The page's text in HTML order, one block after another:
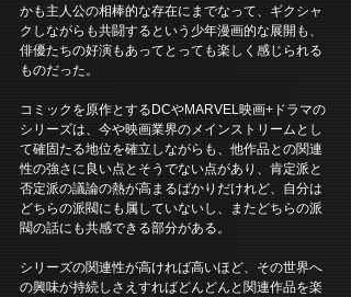
かも主人公の相棒的な存在にまでなって、ギクシャ
クしながらも共闘するという少年漫画的な展開も、
俳優たちの好演もあってとっても楽しく感じられる
ものだった。
コミックを原作とするDCやMARVEL映画+ドラマの
シリーズは、今や映画業界のメインストリームとし
て確固たる地位を確立しながらも、他作品との関連
性の強さに良い点とそうでない点があり、肯定派と
否定派の議論の熱が高まるばかりだけれど、自分は
どちらの派閥にも属していないし、またどちらの派
閥の話にも共感できる部分がある。
シリーズの関連性が高ければ高いほど、その世界へ
の興味が持続しさえすればどんどんと関連作品を楽